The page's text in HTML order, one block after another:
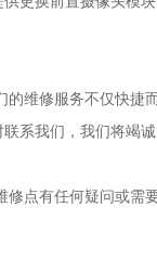
修服务不仅快捷
系我们，我们将竭
有任何疑问或需要